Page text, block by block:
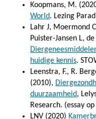
Koopmans, M.
World. Lezing
Lahr J, Moermond
Puister-Jansen L,
huidige kennis.
Leenstra, F., R.
(2010),
duurzaamheid,
Research. (essay
LNV (2020)